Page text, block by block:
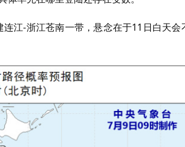
江-浙江苍南一带，悬念在于11日白天会